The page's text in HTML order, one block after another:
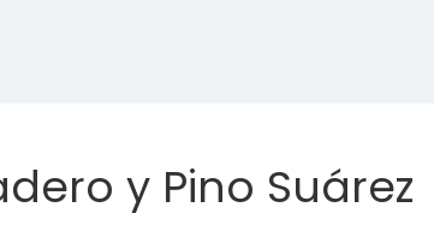
y Pino Suárez